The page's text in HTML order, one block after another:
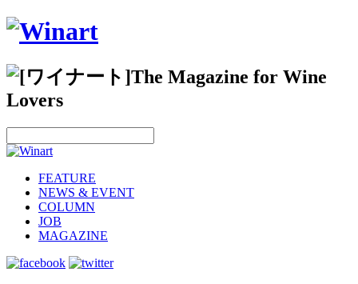
FEATURE
NEWS & EVENT
COLUMN
JOB
MAGAZINE